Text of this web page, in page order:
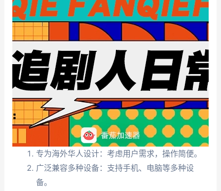
专为海外华人设计：考虑用户需求，操作简便。
广泛兼容多种设备：支持手机、电脑等多种设
备。